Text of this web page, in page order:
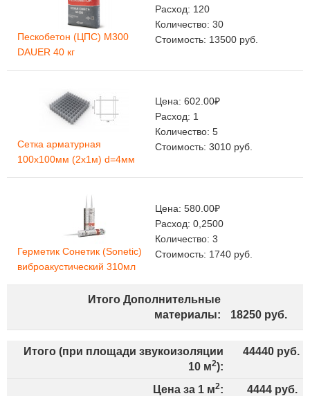
Пескобетон (ЦПС) М300
DAUER 40 кг
Расход: 120
Количество: 30
Стоимость: 13500 руб.
Сетка арматурная
100х100мм (2х1м) d=4мм
Цена: 602.00₽
Расход: 1
Количество: 5
Стоимость: 3010 руб.
Герметик Сонетик (Sonetic)
виброакустический 310мл
Цена: 580.00₽
Расход: 0,2500
Количество: 3
Стоимость: 1740 руб.
Итого Дополнительные
материалы:
18250 руб.
Итого (при площади звукоизоляции
10 м2):
44440 руб.
Цена за 1 м2: 4444 руб.